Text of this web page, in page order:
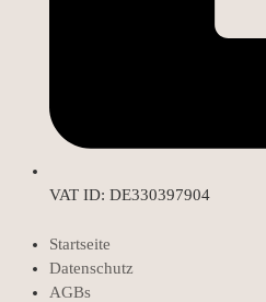
VAT ID: DE330397904
Startseite
Datenschutz
AGBs